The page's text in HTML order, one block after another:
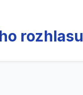
rozhlasu